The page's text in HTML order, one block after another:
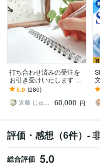
打ち合わせ済みの受注を
お引き受けいたします ダ
イレクトメッセージ等
で、内容を打合せ済みの
方の窓口です
5.0 (280)
近藤 じゅんこ
60,000 円
評価・感想（6件）-
総合評価 5.0